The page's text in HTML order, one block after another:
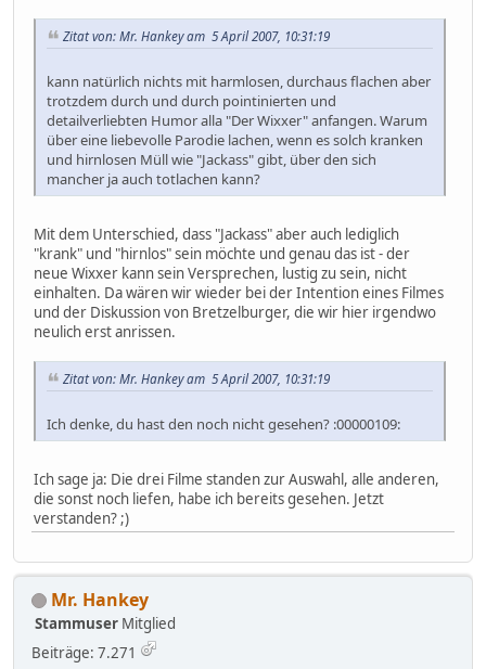
Zitat von: Mr. Hankey am 5 April 2007, 10:31:19
kann natürlich nichts mit harmlosen, durchaus flachen aber
trotzdem durch und durch pointinierten und
detailverliebten Humor alla "Der Wixxer" anfangen. Warum
über eine liebevolle Parodie lachen, wenn es solch kranken
und hirnlosen Müll wie "Jackass" gibt, über den sich
mancher ja auch totlachen kann?
Mit dem Unterschied, dass "Jackass" aber auch lediglich
"krank" und "hirnlos" sein möchte und genau das ist - der
neue Wixxer kann sein Versprechen, lustig zu sein, nicht
einhalten. Da wären wir wieder bei der Intention eines Filmes
und der Diskussion von Bretzelburger, die wir hier irgendwo
neulich erst anrissen.
Zitat von: Mr. Hankey am 5 April 2007, 10:31:19
Ich denke, du hast den noch nicht gesehen? :00000109:
Ich sage ja: Die drei Filme standen zur Auswahl, alle anderen,
die sonst noch liefen, habe ich bereits gesehen. Jetzt
verstanden? ;)
Mr. Hankey
Stammuser Mitglied
Beiträge: 7.271